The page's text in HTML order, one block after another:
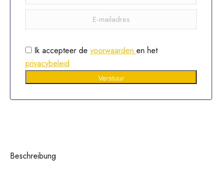
Ik accepteer de voorwaarden en het
privacybeleid
Verstuur
Beschreibung